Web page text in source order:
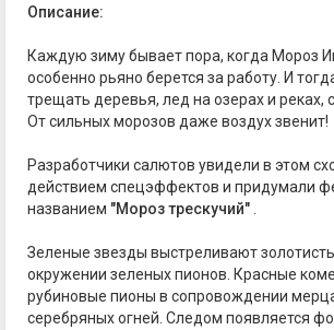
Описание:
Каждую зиму бывает пора, когда Мороз
особенно рьяно берется за работу. И
трещать деревья, лед на озерах и реках,
От сильных морозов даже воздух звенит!
Разработчики салютов увидели в этом
действием спецэффектов и придумали
названием "Мороз трескучий"
Зеленые звезды выстреливают
окружении зеленых пионов. Красные
рубиновые пионы в сопровождении
серебряных огней. Следом появляется